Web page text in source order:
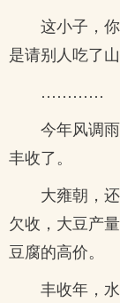
这小子，
是请别人吃了
…………
今年风调
丰收了。
大雍朝，
欠收，大豆产
豆腐的高价。
丰收年，